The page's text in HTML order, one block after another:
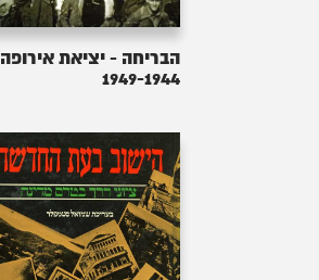
הבריחה - יציאת אירופה
1949-1944